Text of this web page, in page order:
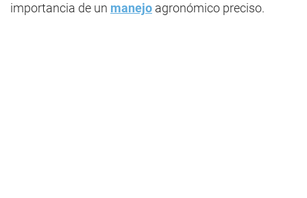
importancia de un manejo agronómico preciso.